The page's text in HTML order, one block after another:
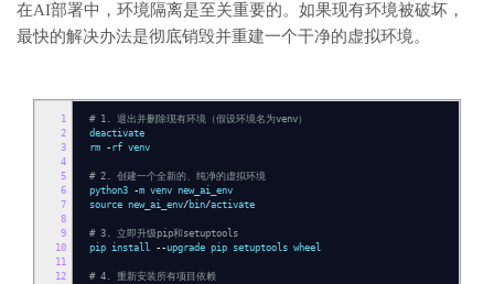
在AI部署中，环境隔离是至关重要的。如果现有环境被破坏，
最快的解决办法是彻底销毁并重建一个干净的虚拟环境。
1
2
3
4
5
6
7
8
9
10
11
12
# 1. 退出并删除现有环境（假设环境名为venv）
deactivate
rm - rf venv
# 2. 创建一个全新的、纯净的虚拟环境
python3 -m venv new_ai_env
source new_ai_env/bin/activate
# 3. 立即升级pip和setuptools
pip install --upgrade pip setuptools wheel
# 4. 重新安装所有项目依赖